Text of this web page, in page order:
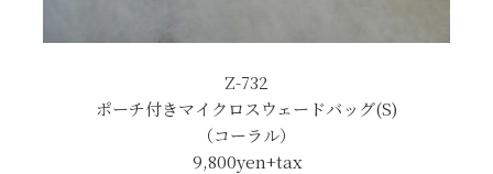
Z-732
ポーチ付きマイクロスウェードバッグ(S)
（コーラル）
9,800yen+tax